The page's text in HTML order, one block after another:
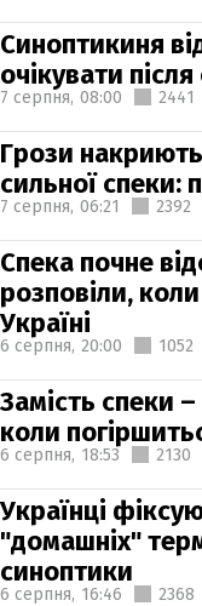
Синоптикиня
очікувати
7 серпня, 08:00 2441
Грози
сильної спеки:
7 серпня, 06:21 2392
Спека почне
розповіли,
Україні
6 серпня, 20:00 1052
Замість спеки
коли
6 серпня, 18:53 2130
Українці
"домашніх"
синоптики
6 серпня, 16:46 2368